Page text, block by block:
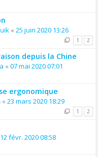
« 25 juin 2020 13:26
1 2
depuis la Chine
« 07 mai 2020 07:01
ergonomique
« 23 mars 2020 18:29
1 2
12 févr. 2020 08:58